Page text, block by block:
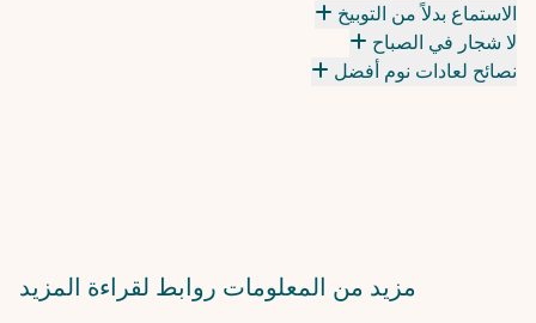
الاستماع بدلاً من التوبيخ
لا شجار في الصباح
نصائح لعادات نوم أفضل
مزيد من المعلومات روابط لقراءة المزيد